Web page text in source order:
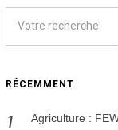
RÉCEMMENT
Agriculture :